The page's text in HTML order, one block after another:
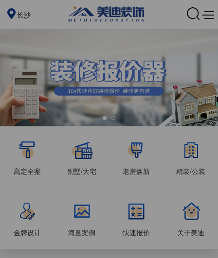
长沙
高定全案 别墅/大宅 老房焕新 精装/公装
金牌设计 海量案例 快速报价 关于美迪